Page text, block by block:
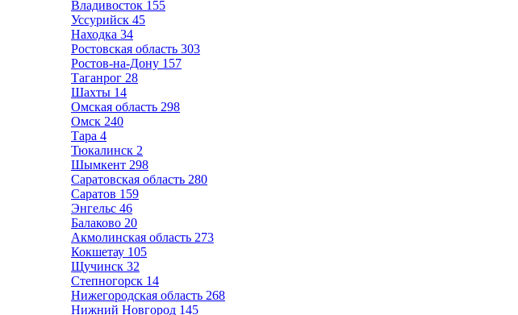
Владивосток 155
Уссурийск 45
Находка 34
Ростовская область 303
Ростов-на-Дону 157
Таганрог 28
Шахты 14
Омская область 298
Омск 240
Тара 4
Тюкалинск 2
Шымкент 298
Саратовская область 280
Саратов 159
Энгельс 46
Балаково 20
Акмолинская область 273
Кокшетау 105
Щучинск 32
Степногорск 14
Нижегородская область 268
Нижний Новгород 145